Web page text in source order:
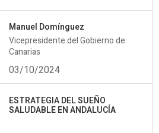
Manuel Domínguez
Vicepresidente del Gobierno de
Canarias
03/10/2024
ESTRATEGIA DEL SUEÑO
SALUDABLE EN ANDALUCÍA